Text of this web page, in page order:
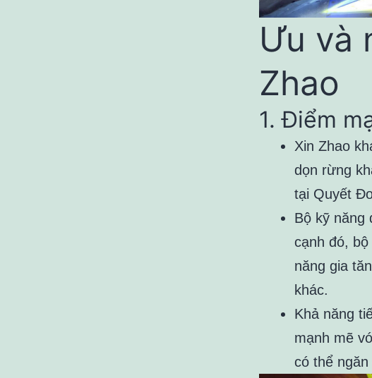
Ưu và
Zhao
1. Điểm
Xin Zhao
dọn rừng
tại Quyết
Bộ kỹ năng
cạnh đó,
năng gia
khác.
Khả năng
mạnh mẽ
có thể